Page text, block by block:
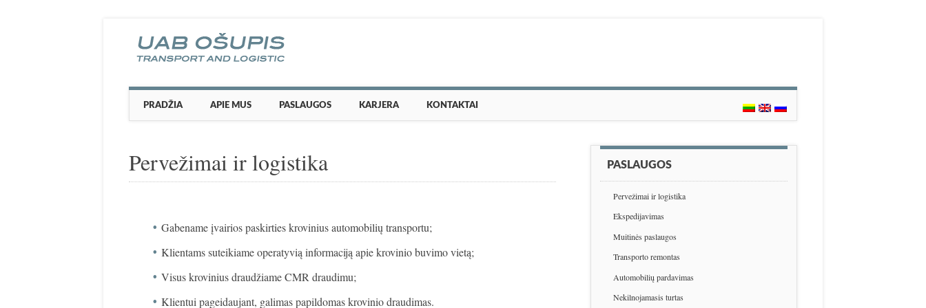
Main menu
Skip to content
PRADŽIA APIE MUS PASLAUGOS KARJERA KONTAKTAI
Pervežimai ir logistika
Gabename įvairios paskirties krovinius automobilių transportu;
Klientams suteikiame operatyvią informaciją apie krovinio buvimo vietą;
Visus krovinius draudžiame CMR draudimu;
Klientui pageidaujant, galimas papildomas krovinio draudimas.
PASLAUGOS
Pervežimai ir logistika
Ekspedijavimas
Muitinės paslaugos
Transporto remontas
Automobilių pardavimas
Nekilnojamasis turtas